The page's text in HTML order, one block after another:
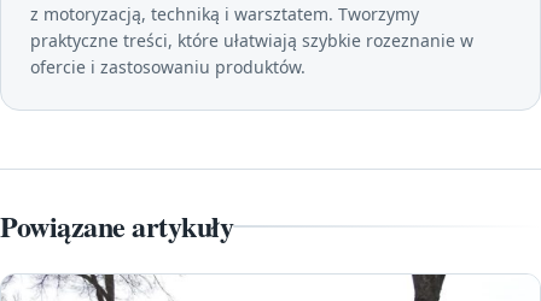
z motoryzacją, techniką i warsztatem. Tworzymy
praktyczne treści, które ułatwiają szybkie rozeznanie w
ofercie i zastosowaniu produktów.
Powiązane artykuły